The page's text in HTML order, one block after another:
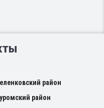
район
район